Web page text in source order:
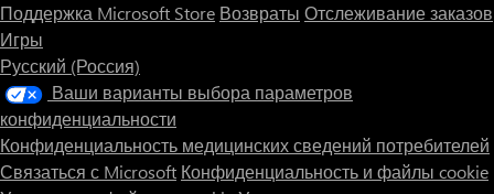
Поддержка Microsoft Store Возвраты Отслеживание заказов
Игры
Русский (Россия)
Ваши варианты выбора параметров
конфиденциальности
Конфиденциальность медицинских сведений потребителей
Связаться с Microsoft Конфиденциальность и файлы cookie